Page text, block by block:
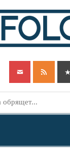
полные данные о
металлов